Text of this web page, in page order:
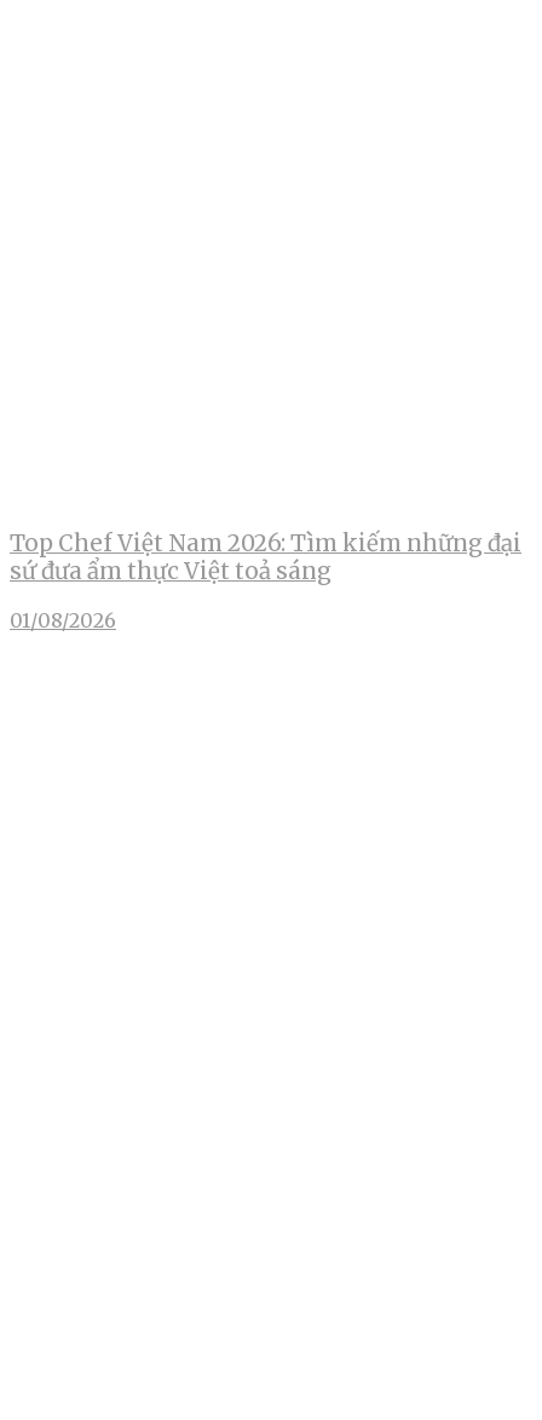
Top Chef Việt Nam 2026: Tìm kiếm những đại
sứ đưa ẩm thực Việt toả sáng
01/08/2026